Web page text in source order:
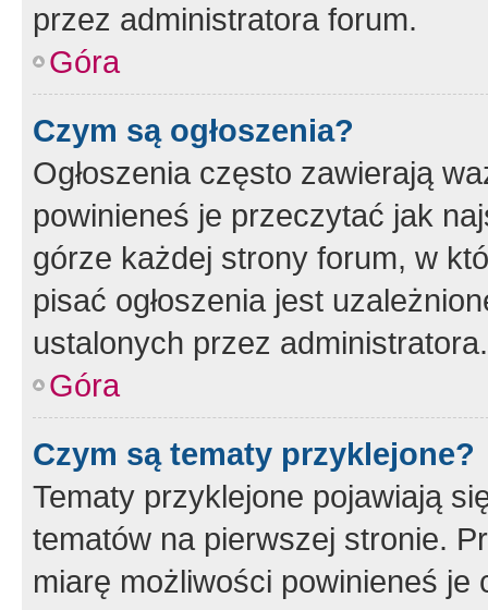
przez administratora forum.
Góra
Czym są ogłoszenia?
Ogłoszenia często zawierają
powinieneś je przeczytać jak
górze każdej strony forum, w
pisać ogłoszenia jest
ustalonych przez administratora.
Góra
Czym są tematy przyklejone?
Tematy przyklejone pojawiają
tematów na pierwszej stronie.
miarę możliwości powinieneś je